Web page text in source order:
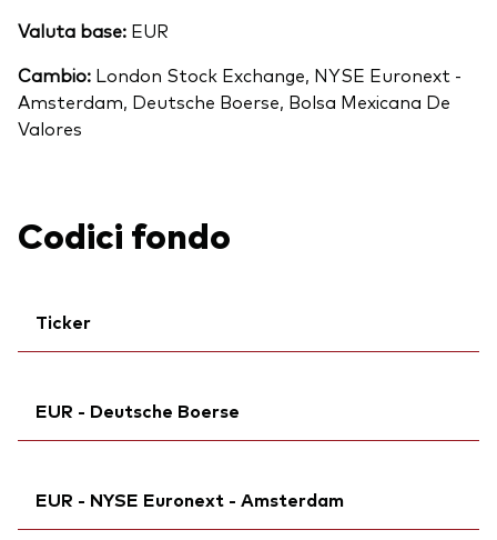
Valuta base: EUR
Cambio: London Stock Exchange, NYSE Euronext -
Amsterdam, Deutsche Boerse, Bolsa Mexicana De
Valores
Codici fondo
Ticker
Bloomberg:VERX GY
ISIN:IE00BKX55S42
MEX ID:VIVFTS
EUR - Deutsche Boerse
Bloomberg:VERX GY
EUR - NYSE Euronext - Amsterdam